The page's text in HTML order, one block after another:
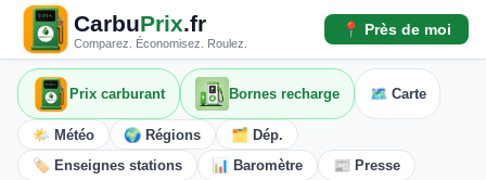
CarbuPrix.fr
Comparez. Économisez. Roulez.
📍 Près de moi
Prix carburant Bornes recharge 🗺️ Carte
🌤️ Météo 🌍 Régions
🗂️ Dép.
🏷️ Enseignes stations
📊 Baromètre 📰 Presse